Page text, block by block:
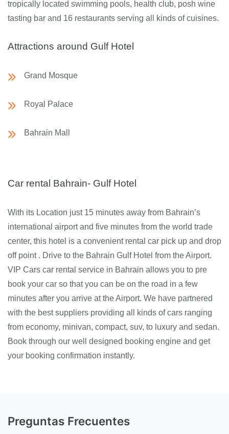
tropically located swimming pools, health club, posh wine
tasting bar and 16 restaurants serving all kinds of cuisines.
Attractions around Gulf Hotel
Grand Mosque
Royal Palace
Bahrain Mall
Car rental Bahrain- Gulf Hotel
With its Location just 15 minutes away from Bahrain’s
international airport and five minutes from the world trade
center, this hotel is a convenient rental car pick up and drop
off point . Drive to the Bahrain Gulf Hotel from the Airport.
VIP Cars car rental service in Bahrain allows you to pre
book your car so that you can be on the road in a few
minutes after you arrive at the Airport. We have partnered
with the best suppliers providing all kinds of cars ranging
from economy, minivan, compact, suv, to luxury and sedan.
Book through our well designed booking engine and get
your booking confirmation instantly.
Preguntas Frecuentes